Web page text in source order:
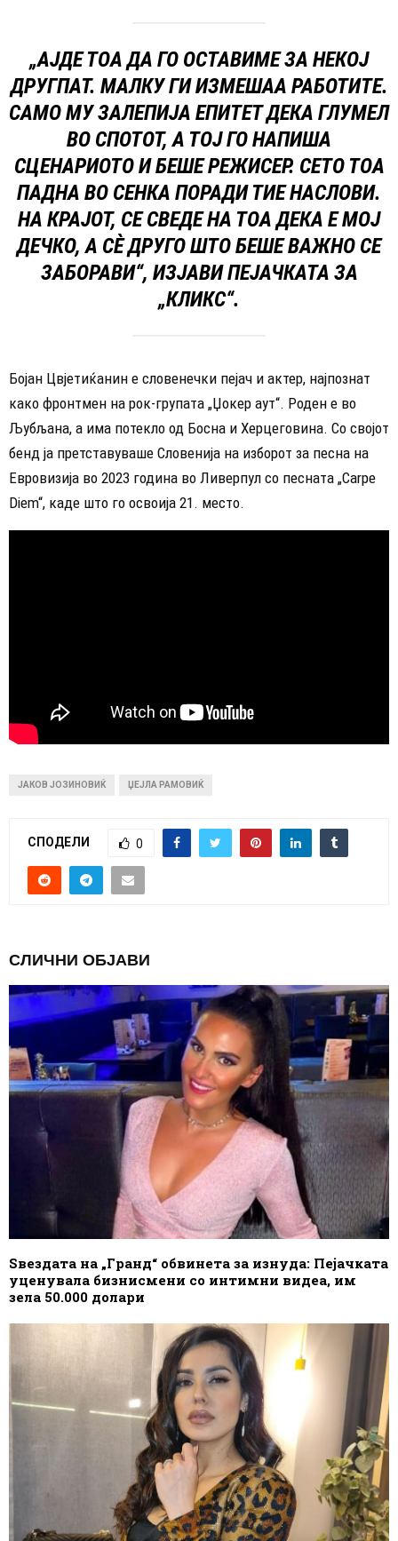
„АЈДЕ ТОА ДА ГО ОСТАВИМЕ ЗА НЕКОЈ
ДРУГПАТ. МАЛКУ ГИ ИЗМЕШАА РАБОТИТЕ.
САМО МУ ЗАЛЕПИЈА ЕПИТЕТ ДЕКА ГЛУМЕЛ
ВО СПОТОТ, А ТОЈ ГО НАПИША
СЦЕНАРИОТО И БЕШЕ РЕЖИСЕР. СЕТО ТОА
ПАДНА ВО СЕНКА ПОРАДИ ТИЕ НАСЛОВИ.
НА КРАЈОТ, СЕ СВЕДЕ НА ТОА ДЕКА Е МОЈ
ДЕЧКО, А СÈ ДРУГО ШТО БЕШЕ ВАЖНО СЕ
ЗАБОРАВИ“, ИЗЈАВИ ПЕЈАЧКАТА ЗА
„КЛИКС“.
Бојан Цвјетиќанин е словенечки пејач и актер, најпознат
како фронтмен на рок-групата „Џокер аут“. Роден е во
Љубљана, а има потекло од Босна и Херцеговина. Со својот
бенд ја претставуваше Словенија на изборот за песна на
Евровизија во 2023 година во Ливерпул со песната „Carpe
Diem“, каде што го освоија 21. место.
ЈАКОВ ЈОЗИНОВИЌ ЏЕЈЛА РАМОВИЌ
СПОДЕЛИ 0
СЛИЧНИ ОБЈАВИ
Ѕвездата на „Гранд“ обвинета за изнуда: Пејачката
уценувала бизнисмени со интимни видеа, им
зела 50.000 долари